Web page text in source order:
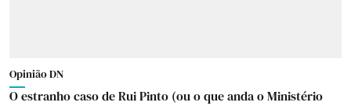
Opinião DN
O estranho caso de Rui Pinto (ou o que anda o Ministério